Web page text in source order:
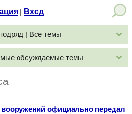
Вход
| Все темы
обсуждаемые темы
вооружений официально передал